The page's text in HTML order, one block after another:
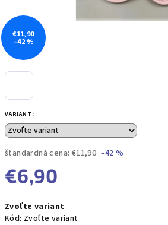
VARIANT:
štandardná cena: €11,90 –42 %
€6,90
cena:
Zvoľte variant
Kód: Zvoľte variant
€11,90
–42 %